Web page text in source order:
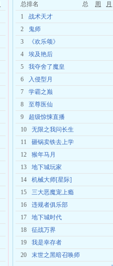
总排名 总 周
月
1
战术天才
2
鬼师
3
《欢乐颂》
4
埃及艳后
5
我夺舍了魔皇
6
入侵型月
7
学霸之巅
8
至尊医仙
9
超级惊悚直播
10
无限之我问长生
11
砸锅卖铁去上学
12
猴年马月
13
地下城玩家
14
机械大师[星际]
15
三大恶魔宠上瘾
16
违规者俱乐部
17
地下城时代
18
征战万界
19
我是幸存者
20
末世之黑暗召唤师